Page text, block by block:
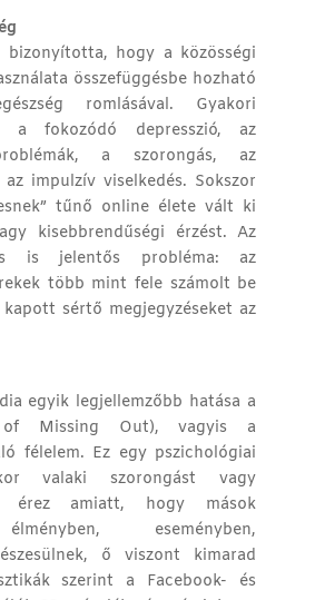
bizonyította, hogy a közösségi
összefüggésbe hozható
romlásával. Gyakori
a fokozódó depresszió, az
a szorongás, az
az impulzív viselkedés. Sokszor
tűnő online élete vált ki
kisebbrendűségi érzést. Az
is jelentős probléma: az
több mint fele számolt be
sértő megjegyzéseket az
egyik legjellemzőbb hatása a
of Missing Out), vagyis a
félelem. Ez egy pszichológiai
valaki szorongást vagy
érez amiatt, hogy mások
eseményben,
ő viszont kimarad
szerint a Facebook- és